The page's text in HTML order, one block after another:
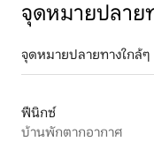
จุดหมายปลาย
จุดหมายปลายทางใกล้ๆ
ฟีนิกซ์
บ้านพักตากอากาศ